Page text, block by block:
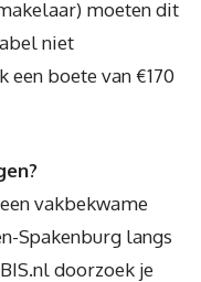
moeten dit
niet
boete van €170
vakbekwame
Spakenburg langs
doorzoek je